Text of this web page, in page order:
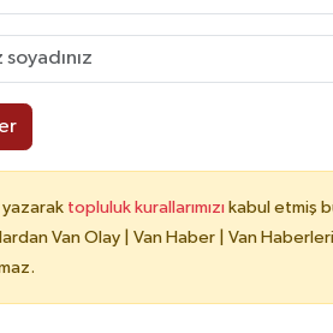
yazarak topluluk kurallarımızı kabul etmiş
Van Olay | Van Haber | Van